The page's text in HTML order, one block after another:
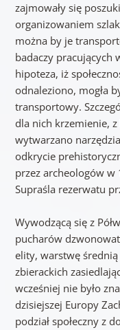
zajmowały się
organizowaniem
można by je
badaczy pracujących
hipoteza, iż
odnaleziono, mogła
transportowy.
dla nich krzemienie,
wytwarzano
odkrycie
przez archeologów w
Supraśla rezerwatu
Wywodzącą się z
pucharów
elity, warstwę
zbierackich
wcześniej nie było
dzisiejszej Europy
podział społeczny z